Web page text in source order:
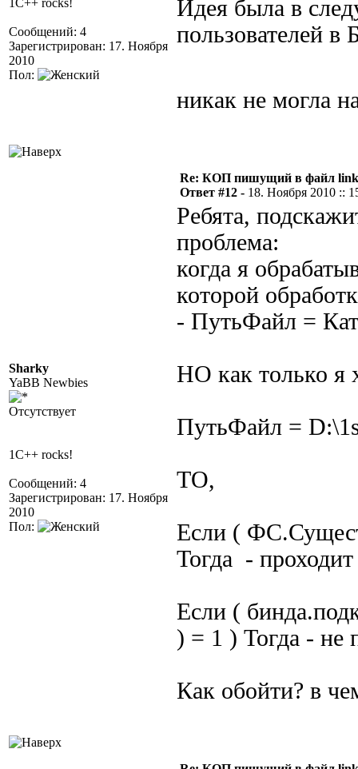
1C++ rocks!
Сообщений: 4
Зарегистрирован: 17. Ноября
2010
Пол:
Идея была в
пользователей в
никак не могла
Sharky
YaBB Newbies
Отсутствует
1C++ rocks!
Сообщений: 4
Зарегистрирован: 17. Ноября
2010
Пол:
Re: КОП пишущий в файл
Ответ #12 - 18. Ноября 2010 ::
Ребята,
проблема:
когда я
которой
- ПутьФайл =
НО как только я
ПутьФайл =
ТО,
Если (
Тогда -
Если (
) = 1 ) Тогда - не
Как обойти? в